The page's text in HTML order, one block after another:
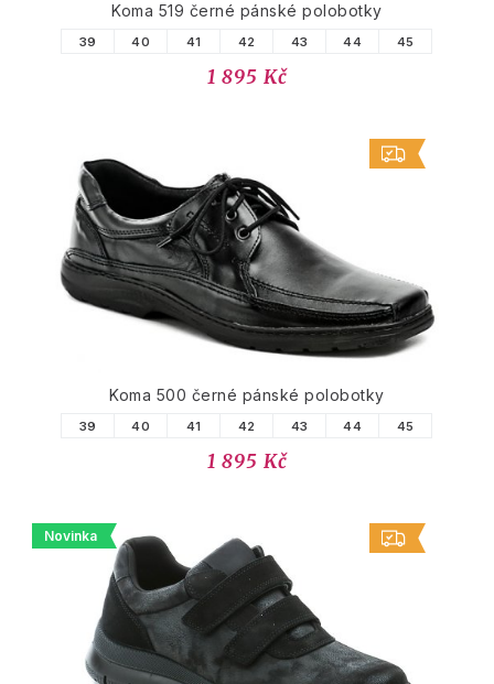
Koma 519 černé pánské polobotky
39 40 41 42 43 44 45
1 895 Kč
Koma 500 černé pánské polobotky
39 40 41 42 43 44 45
1 895 Kč
Novinka